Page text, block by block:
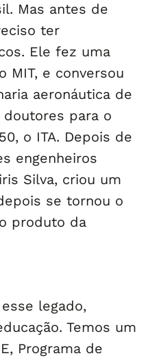
Mas antes de
ter
Ele fez uma
MIT, e conversou
aeronáutica de
para o
o ITA. Depois de
engenheiros
Silva, criou um
se tornou o
produto da
legado,
Temos um
Programa de